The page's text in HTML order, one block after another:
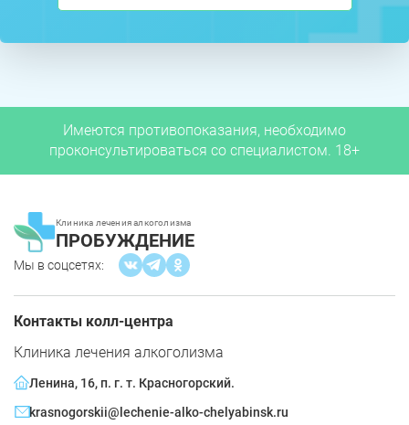
Имеются противопоказания, необходимо
проконсультироваться со специалистом. 18+
Клиника лечения алкоголизма
ПРОБУЖДЕНИЕ
Мы в соцсетях:
Контакты колл-центра
Клиника лечения алкоголизма
Ленина, 16, п. г. т. Красногорский.
krasnogorskii@lechenie-alko-chelyabinsk.ru